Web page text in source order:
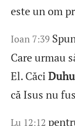
este un om
Ioan 7:39
Care urmau
El. Căci
că Isus nu
Lu 12:12